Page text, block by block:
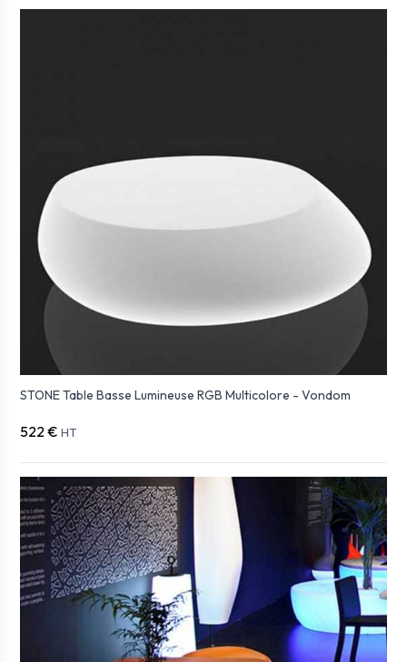
STONE Table Basse Lumineuse RGB Multicolore - Vondom
522 € HT